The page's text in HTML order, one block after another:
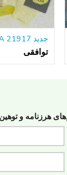
توافقی
هرزنامه‌ و